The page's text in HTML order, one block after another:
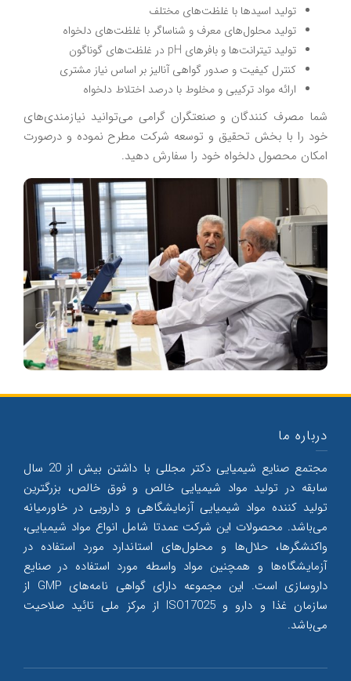
تولید اسیدها با غلظت‌های مختلف
تولید محلول‌های معرف و شناساگر با غلظت‌های دلخواه
تولید تیترانت‌ها و بافرهای pH در غلظت‌های گوناگون
کنترل کیفیت و صدور گواهی آنالیز بر اساس نیاز مشتری
ارائه مواد ترکیبی و مخلوط با درصد اختلاط دلخواه
شما مصرف کنندگان و صنعتگران گرامی می‌توانید نیازمندی‌های
خود را با بخش تحقیق و توسعه شرکت مطرح نموده و درصورت
امکان محصول دلخواه خود را سفارش دهید.
درباره ما
مجتمع صنایع شیمیایی دکتر مجللی با داشتن بیش از 20 سال
سابقه در تولید مواد شیمیایی خالص و فوق خالص، بزرگترین
تولید کننده مواد شیمیایی آزمایشگاهی و دارویی در خاورمیانه
می‌‌باشد. محصولات این شرکت عمدتا شامل انواع مواد شیمیایی،
واکنشگرها، حلال‌‌ها و محلول‌‌های استاندارد مورد استفاده در
آزمایشگاه‌ها و همچنین مواد واسطه مورد استفاده در صنایع
داروسازی است. این مجموعه دارای گواهی نامه‌های GMP از
سازمان غذا و دارو و ISO17025 از مرکز ملی تائید صلاحیت
می‌‌باشد.